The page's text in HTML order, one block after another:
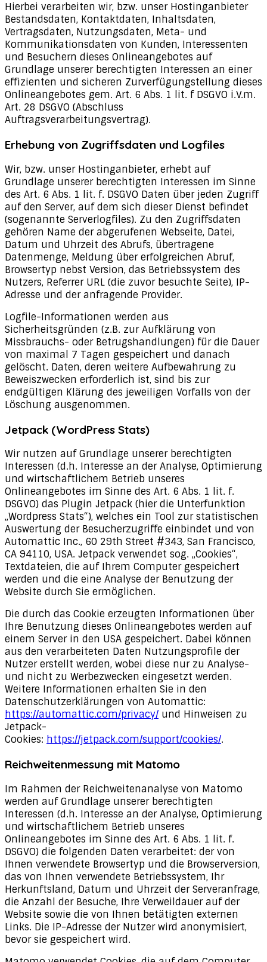
Hierbei verarbeiten wir, bzw. unser Hostinganbieter
Bestandsdaten, Kontaktdaten, Inhaltsdaten,
Vertragsdaten, Nutzungsdaten, Meta- und
Kommunikationsdaten von Kunden, Interessenten
und Besuchern dieses Onlineangebotes auf
Grundlage unserer berechtigten Interessen an einer
effizienten und sicheren Zurverfügungstellung dieses
Onlineangebotes gem. Art. 6 Abs. 1 lit. f DSGVO i.V.m.
Art. 28 DSGVO (Abschluss
Auftragsverarbeitungsvertrag).
Erhebung von Zugriffsdaten und Logfiles
Wir, bzw. unser Hostinganbieter, erhebt auf
Grundlage unserer berechtigten Interessen im Sinne
des Art. 6 Abs. 1 lit. f. DSGVO Daten über jeden Zugriff
auf den Server, auf dem sich dieser Dienst befindet
(sogenannte Serverlogfiles). Zu den Zugriffsdaten
gehören Name der abgerufenen Webseite, Datei,
Datum und Uhrzeit des Abrufs, übertragene
Datenmenge, Meldung über erfolgreichen Abruf,
Browsertyp nebst Version, das Betriebssystem des
Nutzers, Referrer URL (die zuvor besuchte Seite), IP-
Adresse und der anfragende Provider.
Logfile-Informationen werden aus
Sicherheitsgründen (z.B. zur Aufklärung von
Missbrauchs- oder Betrugshandlungen) für die Dauer
von maximal 7 Tagen gespeichert und danach
gelöscht. Daten, deren weitere Aufbewahrung zu
Beweiszwecken erforderlich ist, sind bis zur
endgültigen Klärung des jeweiligen Vorfalls von der
Löschung ausgenommen.
Jetpack (WordPress Stats)
Wir nutzen auf Grundlage unserer berechtigten
Interessen (d.h. Interesse an der Analyse, Optimierung
und wirtschaftlichem Betrieb unseres
Onlineangebotes im Sinne des Art. 6 Abs. 1 lit. f.
DSGVO) das Plugin Jetpack (hier die Unterfunktion
„Wordpress Stats“), welches ein Tool zur statistischen
Auswertung der Besucherzugriffe einbindet und von
Automattic Inc., 60 29th Street #343, San Francisco,
CA 94110, USA. Jetpack verwendet sog. „Cookies“,
Textdateien, die auf Ihrem Computer gespeichert
werden und die eine Analyse der Benutzung der
Website durch Sie ermöglichen.
Die durch das Cookie erzeugten Informationen über
Ihre Benutzung dieses Onlineangebotes werden auf
einem Server in den USA gespeichert. Dabei können
aus den verarbeiteten Daten Nutzungsprofile der
Nutzer erstellt werden, wobei diese nur zu Analyse-
und nicht zu Werbezwecken eingesetzt werden.
Weitere Informationen erhalten Sie in den
Datenschutzerklärungen von Automattic:
https://automattic.com/privacy/ und Hinweisen zu
Jetpack-
Cookies: https://jetpack.com/support/cookies/.
Reichweitenmessung mit Matomo
Im Rahmen der Reichweitenanalyse von Matomo
werden auf Grundlage unserer berechtigten
Interessen (d.h. Interesse an der Analyse, Optimierung
und wirtschaftlichem Betrieb unseres
Onlineangebotes im Sinne des Art. 6 Abs. 1 lit. f.
DSGVO) die folgenden Daten verarbeitet: der von
Ihnen verwendete Browsertyp und die Browserversion,
das von Ihnen verwendete Betriebssystem, Ihr
Herkunftsland, Datum und Uhrzeit der Serveranfrage,
die Anzahl der Besuche, Ihre Verweildauer auf der
Website sowie die von Ihnen betätigten externen
Links. Die IP-Adresse der Nutzer wird anonymisiert,
bevor sie gespeichert wird.